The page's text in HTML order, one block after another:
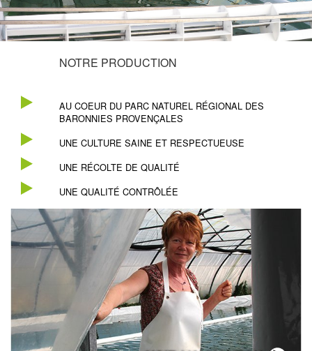
NOTRE PRODUCTION
AU COEUR DU PARC NATUREL RÉGIONAL DES
BARONNIES PROVENÇALES
UNE CULTURE SAINE ET RESPECTUEUSE
UNE RÉCOLTE DE QUALITÉ
UNE QUALITÉ CONTRÔLÉE